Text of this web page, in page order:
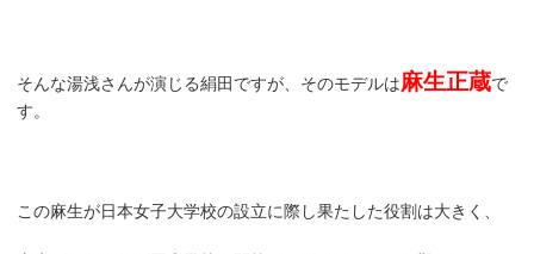
そんな湯浅さんが演じる絹田ですが、そのモデルは麻生正蔵で
す。
この麻生が日本女子大学校の設立に際し果たした役割は大きく、